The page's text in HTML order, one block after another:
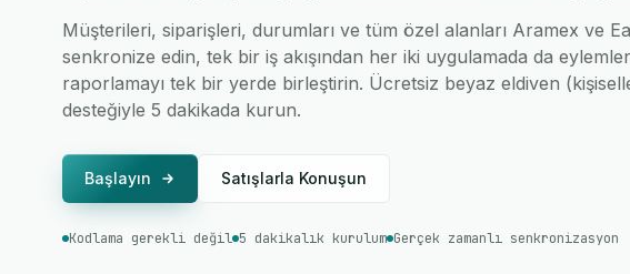
Müşterileri, siparişleri, durumları ve tüm özel alanları Aramex ve
senkronize edin, tek bir iş akışından her iki uygulamada da
raporlamayı tek bir yerde birleştirin. Ücretsiz beyaz eldiven
desteğiyle 5 dakikada kurun.
Başlayın Satışlarla Konuşun
Kodlama gerekli değil 5 dakikalık kurulum Gerçek zamanlı senkronizasyon